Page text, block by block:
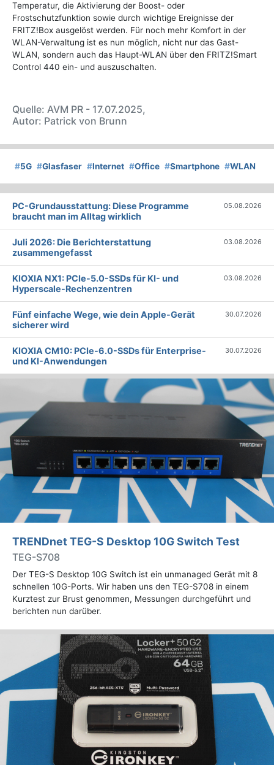
Temperatur, die Aktivierung der Boost- oder
Frostschutzfunktion sowie durch wichtige Ereignisse der
FRITZ!Box ausgelöst werden. Für noch mehr Komfort in der
WLAN-Verwaltung ist es nun möglich, nicht nur das Gast-
WLAN, sondern auch das Haupt-WLAN über den FRITZ!Smart
Control 440 ein- und auszuschalten.
Quelle: AVM PR - 17.07.2025,
Autor: Patrick von Brunn
#5G #Glasfaser #Internet #Office #Smartphone #WLAN
PC-Grundausstattung: Diese Programme
braucht man im Alltag wirklich
05.08.2026
Juli 2026: Die Bericht­erstattung
zusammengefasst
03.08.2026
KIOXIA NX1: PCIe-5.0-SSDs für KI- und
Hyperscale-Rechenzentren
03.08.2026
Fünf einfache Wege, wie dein Apple-Gerät
sicherer wird
30.07.2026
KIOXIA CM10: PCIe-6.0-SSDs für Enterprise-
und KI-Anwendungen
30.07.2026
TRENDnet TEG-S Desktop 10G Switch Test
TEG-S708
Der TEG-S Desktop 10G Switch ist ein unmanaged Gerät mit 8
schnellen 10G-Ports. Wir haben uns den TEG-S708 in einem
Kurztest zur Brust genommen, Messungen durchgeführt und
berichten nun darüber.